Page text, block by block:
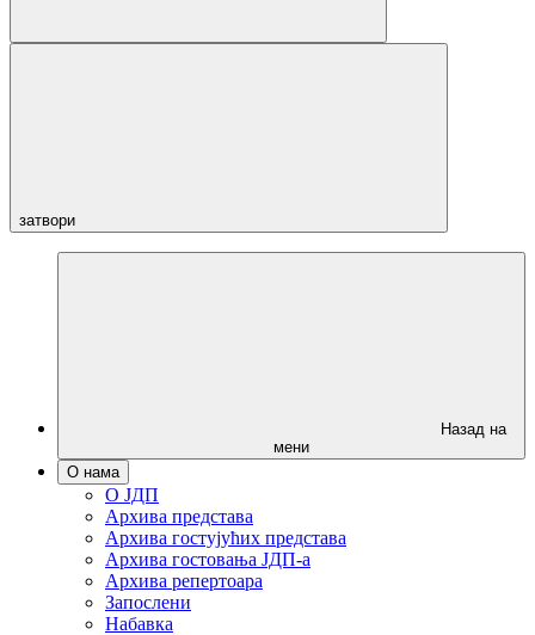
затвори
Назад на
мени
О нама
О ЈДП
Архива представа
Архива гостујућих представа
Архива гостовања ЈДП-а
Архива репертоара
Запослени
Набавка